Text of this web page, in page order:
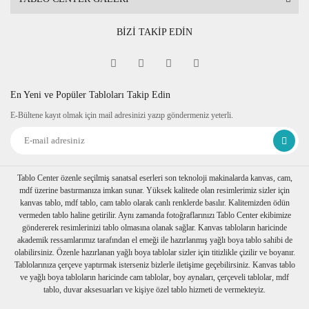
BİZİ TAKİP EDİN
En Yeni ve Popüler Tabloları Takip Edin
E-Bültene kayıt olmak için mail adresinizi yazıp göndermeniz yeterli.
Tablo Center özenle seçilmiş sanatsal eserleri son teknoloji makinalarda kanvas, cam,
mdf üzerine bastırmanıza imkan sunar. Yüksek kalitede olan resimlerimiz sizler için
kanvas tablo, mdf tablo, cam tablo olarak canlı renklerde basılır. Kalitemizden ödün
vermeden tablo haline getirilir. Aynı zamanda fotoğraflarınızı Tablo Center ekibimize
göndererek resimlerinizi tablo olmasına olanak sağlar. Kanvas tabloların haricinde
akademik ressamlarımız tarafından el emeği ile hazırlanmış yağlı boya tablo sahibi de
olabilirsiniz. Özenle hazırlanan yağlı boya tablolar sizler için titizlikle çizilir ve boyanır.
Tablolarınıza çerçeve yaptırmak isterseniz bizlerle iletişime geçebilirsiniz. Kanvas tablo
ve yağlı boya tabloların haricinde cam tablolar, boy aynaları, çerçeveli tablolar, mdf
tablo, duvar aksesuarları ve kişiye özel tablo hizmeti de vermekteyiz.